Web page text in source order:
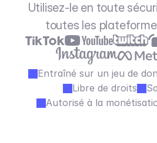
Utilisez-le en toute
toutes les
Entraîné sur un jeu de
Libre de droits
Autorisé à la